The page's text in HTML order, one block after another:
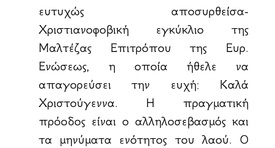
ευτυχώς αποσυρθείσα-
Χριστιανοφοβική εγκύκλιο της
Μαλτέζας Επιτρόπου της Ευρ.
Ενώσεως, η οποία ήθελε να
απαγορεύσει την ευχή: Καλά
Χριστούγεννα. Η πραγματική
πρόοδος είναι ο αλληλοσεβασμός και
τα μηνύματα ενότητος του λαού. Ο